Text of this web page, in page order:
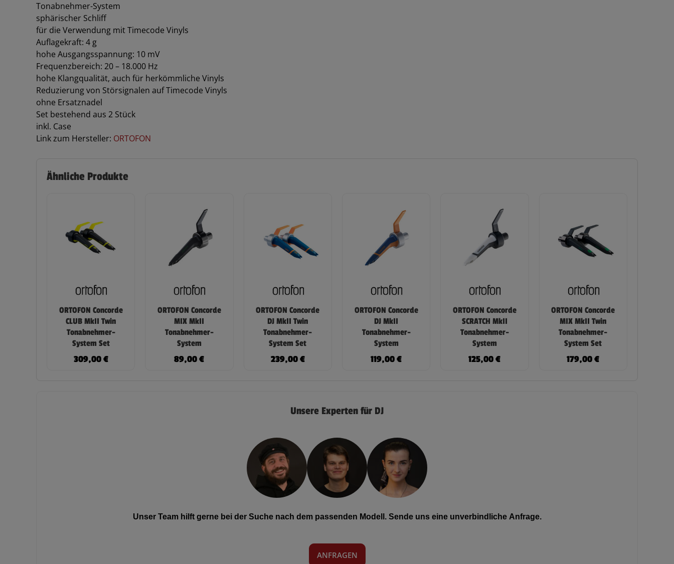
Tonabnehmer-System
sphärischer Schliff
für die Verwendung mit Timecode Vinyls
Auflagekraft: 4 g
hohe Ausgangsspannung: 10 mV
Frequenzbereich: 20 – 18.000 Hz
hohe Klangqualität, auch für herkömmliche Vinyls
Reduzierung von Störsignalen auf Timecode Vinyls
ohne Ersatznadel
Set bestehend aus 2 Stück
inkl. Case
Link zum Hersteller: ORTOFON
Ähnliche Produkte
ORTOFON Concorde
CLUB MkII Twin
Tonabnehmer-
System Set
309,00€
ORTOFON Concorde
MIX MkII
Tonabnehmer-
System
89,00€
ORTOFON Concorde
DJ MkII Twin
Tonabnehmer-
System Set
239,00€
ORTOFON Concorde
DJ MkII
Tonabnehmer-
System
119,00€
ORTOFON Concorde
SCRATCH MkII
Tonabnehmer-
System
125,00€
ORTOFON Concorde
MIX MkII Twin
Tonabnehmer-
System Set
179,00€
Unsere Experten für DJ
Unser Team hilft gerne bei der Suche nach dem passenden Modell. Sende uns eine unverbindliche Anfrage.
ANFRAGEN